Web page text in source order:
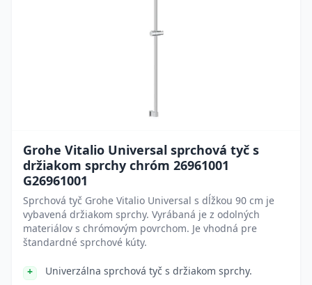
Grohe Vitalio Universal sprchová tyč s
držiakom sprchy chróm 26961001
G26961001
Sprchová tyč Grohe Vitalio Universal s dĺžkou 90 cm je
vybavená držiakom sprchy. Vyrábaná je z odolných
materiálov s chrómovým povrchom. Je vhodná pre
štandardné sprchové kúty.
Univerzálna sprchová tyč s držiakom sprchy.